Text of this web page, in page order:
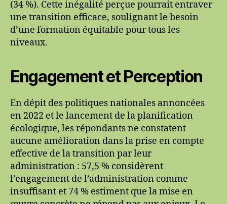
(34 %). Cette inégalité perçue pourrait entraver
une transition efficace, soulignant le besoin
d’une formation équitable pour tous les
niveaux.
Engagement et Perception
En dépit des politiques nationales annoncées
en 2022 et le lancement de la planification
écologique, les répondants ne constatent
aucune amélioration dans la prise en compte
effective de la transition par leur
administration : 57,5 % considèrent
l’engagement de l’administration comme
insuffisant et 74 % estiment que la mise en